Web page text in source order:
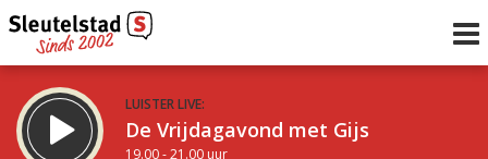
LUISTER LIVE:
De Vrijdagavond met Gijs
19.00 - 21.00 uur